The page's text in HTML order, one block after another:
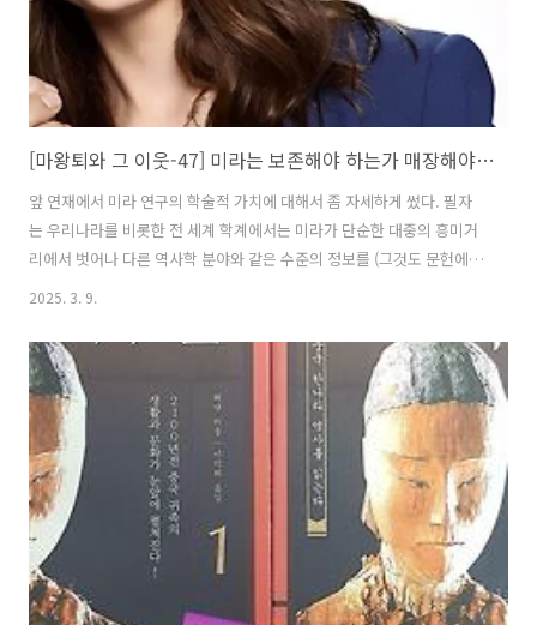
[마왕퇴와 그 이웃-47] 미라는 보존해야 하는가 매장해야 하는가 (4)
앞 연재에서 미라 연구의 학술적 가치에 대해서 좀 자세하게 썼다. 필자
는 우리나라를 비롯한 전 세계 학계에서는 미라가 단순한 대중의 흥미거
리에서 벗어나 다른 역사학 분야와 같은 수준의 정보를 (그것도 문헌에서
는 찾을 수 없는 정보를) 제공할 수 있는 연구주제가 이미 되었다고 생각
이라는 말은 적용된다. 학자들은 특히 자신이 전공하는 분야 연구에 파뭍
히게 되면 그 분야에 집중하여 시야가 현저히 좁아진다.이렇게 자기 분야
를 깊게 파고 들어가면 전문성이 올라가고 집중력이 제고되는 장점이 있
지만 또 한편으로는 점점 좌고우면할 여유가 없어지고 다른 데를 쳐다볼
여유가 없어지며 이것이 곧 연구 역량의 약화로 귀결하기 마련이다. 이
때문에 학계에 처음..
2025. 3. 9.